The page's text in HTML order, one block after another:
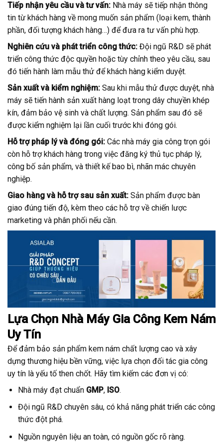
Tiếp nhận yêu cầu và tư vấn: Nhà máy sẽ tiếp nhận thông
tin từ khách hàng về mong muốn sản phẩm (loại kem, thành
phần, đối tượng khách hàng…) để đưa ra tư vấn phù hợp.
Nghiên cứu và phát triển công thức: Đội ngũ R&D sẽ phát
triển công thức độc quyền hoặc tùy chỉnh theo yêu cầu, sau
đó tiến hành làm mẫu thử để khách hàng kiểm duyệt.
Sản xuất và kiểm nghiệm: Sau khi mẫu thử được duyệt, nhà
máy sẽ tiến hành sản xuất hàng loạt trong dây chuyền khép
kín, đảm bảo vệ sinh và chất lượng. Sản phẩm sau đó sẽ
được kiểm nghiệm lại lần cuối trước khi đóng gói.
Hỗ trợ pháp lý và đóng gói: Các nhà máy gia công trọn gói
còn hỗ trợ khách hàng trong việc đăng ký thủ tục pháp lý,
công bố sản phẩm, và thiết kế bao bì, nhãn mác chuyên
nghiệp.
Giao hàng và hỗ trợ sau sản xuất: Sản phẩm được bàn
giao đúng tiến độ, kèm theo các hỗ trợ về chiến lược
marketing và phân phối nếu cần.
Lựa Chọn Nhà Máy Gia Công Kem Nám
Uy Tín
Để đảm bảo sản phẩm kem nám chất lượng cao và xây
dựng thương hiệu bền vững, việc lựa chọn đối tác gia công
uy tín là yếu tố then chốt. Hãy tìm kiếm các đơn vị có:
Nhà máy đạt chuẩn GMP, ISO.
Đội ngũ R&D chuyên sâu, có khả năng phát triển các công
thức đột phá.
Nguồn nguyên liệu an toàn, có nguồn gốc rõ ràng.